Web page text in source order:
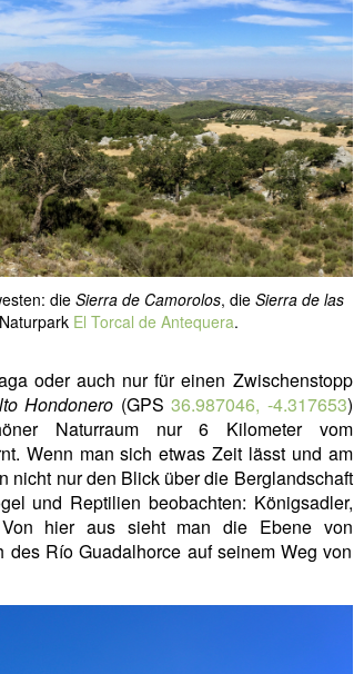
die Sierra de Camorolos, dieSierra de las
El Torcal de Antequera.
oder auch nur für einen Zwischenstopp
Hondonero (GPS 36.987046, -4.317653)
Naturraum nur 6 Kilometer vom
Wenn man sich etwas Zeit lässt und am
nicht nur den Blick über die Berglandschaft
und Reptilien beobachten: Königsadler,
Von hier aus sieht man die Ebene von
Río Guadalhorce auf seinem Weg von